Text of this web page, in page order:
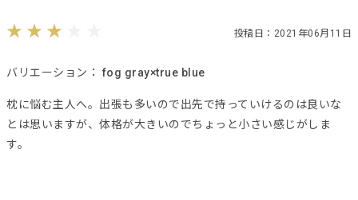
投稿日：2021年06月11日
バリエーション： fog gray×true blue
枕に悩む主人へ。出張も多いので出先で持っていけるのは良いな
とは思いますが、体格が大きいのでちょっと小さい感じがしま
す。